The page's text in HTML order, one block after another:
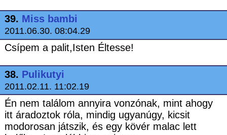
39. Miss bambi
2011.06.30. 08:04.29
Csípem a palit,Isten Éltesse!
38. Pulikutyi
2011.02.11. 11:02.19
Én nem találom annyira vonzónak, mint ahogy
itt áradoztok róla, mindig ugyanúgy, kicsit
modorosan játszik, és egy kövér malac lett